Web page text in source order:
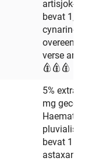
artisjok-
bevat 1,7
overeen
verse
5%
mg
pluvialis
bevat 1